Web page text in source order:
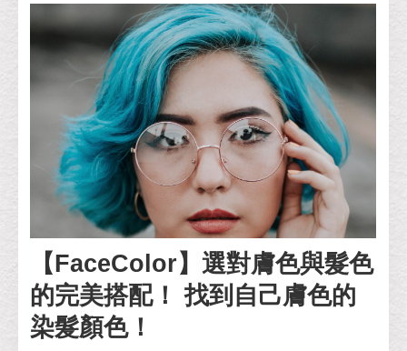
【FaceColor】選對膚色與髮色
的完美搭配！ 找到自己膚色的
染髮顏色！